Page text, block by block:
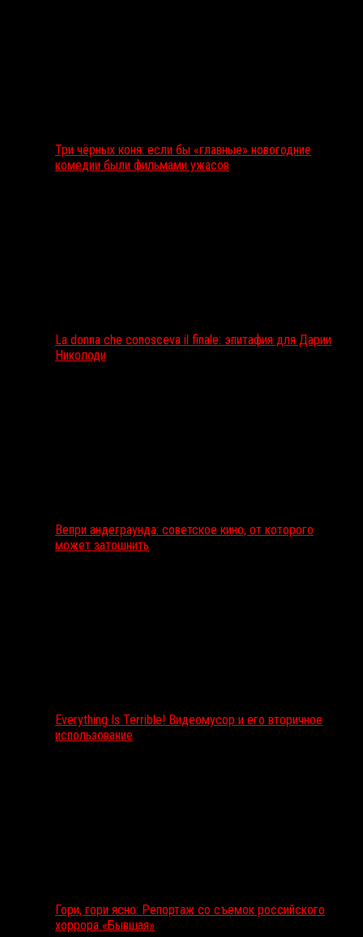
Три чёрных коня: если бы «главные» новогодние
комедии были фильмами ужасов
La donna che conosceva il finale: эпитафия для Дарии
Николоди
Вепри андеграунда: советское кино, от которого
может затошнить
Everything Is Terrible! Видеомусор и его вторичное
использование
Гори, гори ясно: Репортаж со съемок российского
хоррора «Бывшая»